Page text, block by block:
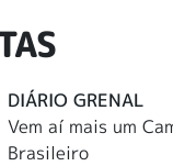
DIÁRIO GRENAL
Vem aí mais um
Brasileiro